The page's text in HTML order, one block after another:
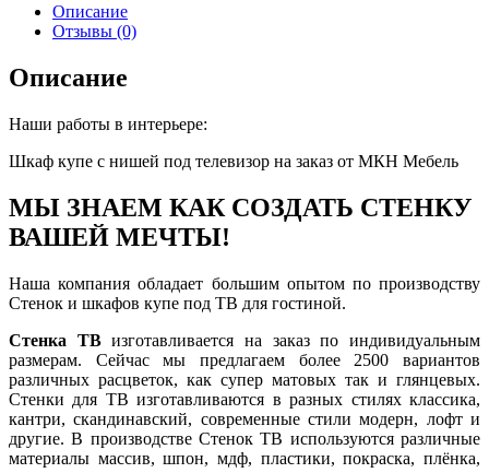
Описание
Отзывы (0)
Описание
Наши работы в интерьере:
Шкаф купе с нишей под телевизор на заказ от МКН Мебель
МЫ ЗНАЕМ КАК СОЗДАТЬ СТЕНКУ
ВАШЕЙ МЕЧТЫ!
Наша компания обладает большим опытом по производству
Стенок и шкафов купе под ТВ для гостиной.
Стенка ТВизготавливается на заказ по индивидуальным
размерам. Сейчас мы предлагаем более 2500 вариантов
различных расцветок, как супер матовых так и глянцевых.
Стенки для ТВ изготавливаются в разных стилях классика,
кантри, скандинавский, современные стили модерн, лофт и
другие. В производстве Стенок ТВ используются различные
материалы массив, шпон, мдф, пластики, покраска, плёнка,